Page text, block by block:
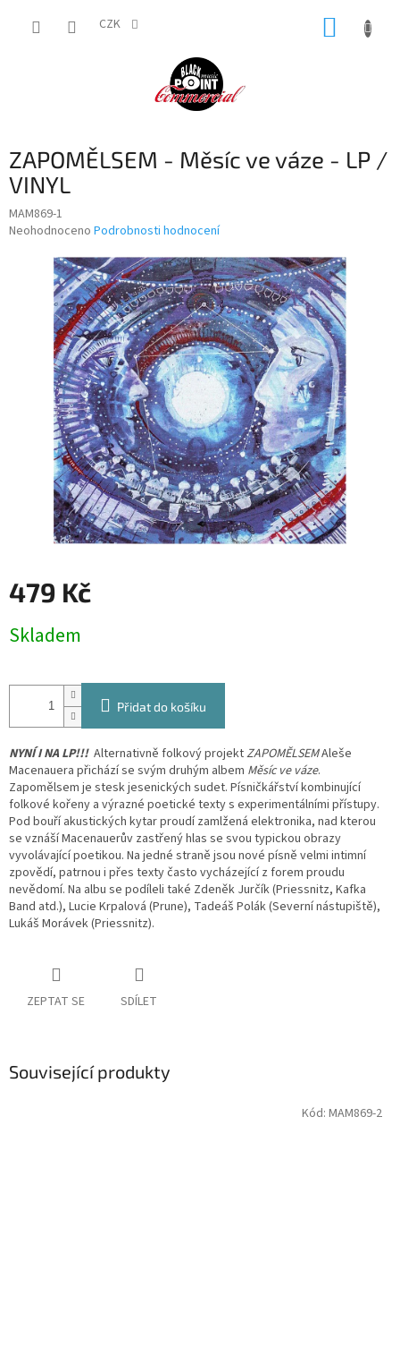
CZK
ZAPOMĚLSEM - Měsíc ve váze - LP /
VINYL
MAM869-1
Průměrné
produktu
hvězdiček.
Neohodnoceno Podrobnosti hodnocení
479 Kč
cena:
Skladem
Přidat do košíku
NYNÍ I NA LP!!!Alternativně folkový projektZAPOMĚLSEMAleše
Macenauera přichází se svým druhým albem Měsíc ve váze.
Zapomělsem je stesk jesenických sudet. Písničkářství kombinující
folkové kořeny a výrazné poetické texty s experimentálními přístupy.
Pod bouří akustických kytar proudí zamlžená elektronika, nad kterou
se vznáší Macenauerův zastřený hlas se svou typickou obrazy
vyvolávající poetikou. Na jedné straně jsou nové písně velmi intimní
zpovědí, patrnou i přes texty často vycházející z forem proudu
nevědomí. Na albu se podíleli také Zdeněk Jurčík (Priessnitz, Kafka
Band atd.), Lucie Krpalová (Prune), Tadeáš Polák (Severní nástupiště),
Lukáš Morávek (Priessnitz).
ZEPTAT SE SDÍLET
Související produkty
Kód: MAM869-2